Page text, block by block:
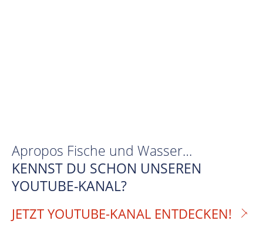
Apropos Fische und Wasser…
KENNST DU SCHON UNSEREN
YOUTUBE-KANAL?
JETZT YOUTUBE-KANAL ENTDECKEN!